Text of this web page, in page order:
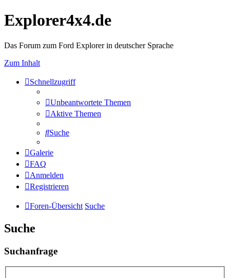
Explorer4x4.de
Das Forum zum Ford Explorer in deutscher Sprache
Zum Inhalt
Schnellzugriff
Unbeantwortete Themen
Aktive Themen
Suche
Galerie
FAQ
Anmelden
Registrieren
Foren-Übersicht Suche
Suche
Suchanfrage